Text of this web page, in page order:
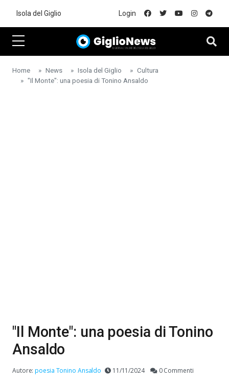
Isola del Giglio Login
Home News Isola del Giglio
Cultura
"Il Monte": una poesia di Tonino Ansaldo
"Il Monte": una poesia di Tonino
Ansaldo
Autore:poesia Tonino Ansaldo 11/11/2024 0 Commenti